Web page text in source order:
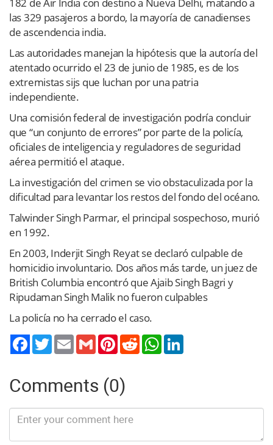
las 329 pasajeros a bordo, la mayoría de canadienses
de ascendencia india.
Las autoridades manejan la hipótesis que la autoría del
atentado ocurrido el 23 de junio de 1985, es de los
extremistas sijs que luchan por una patria
independiente.
Una comisión federal de investigación podría concluir
que “un conjunto de errores” por parte de la policía,
oficiales de inteligencia y reguladores de seguridad
aérea permitió el ataque.
La investigación del crimen se vio obstaculizada por la
dificultad para levantar los restos del fondo del océano.
Talwinder Singh Parmar, el principal sospechoso, murió
en 1992.
En 2003, Inderjit Singh Reyat se declaró culpable de
homicidio involuntario. Dos años más tarde, un juez de
British Columbia encontró que Ajaib Singh Bagri y
Ripudaman Singh Malik no fueron culpables
La policía no ha cerrado el caso.
TwitterEmail Gmail PinterestReddit WhatsApp
Comments (0)